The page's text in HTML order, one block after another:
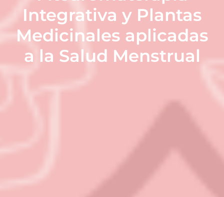
Integrativa y Plantas
Medicinales aplicadas
a la Salud Menstrual